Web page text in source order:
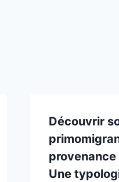
Découvrir
provenance
Une